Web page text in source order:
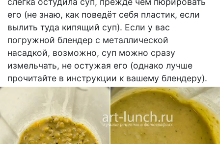
его (не знаю, как поведёт себя пластик, если
вылить туда кипящий суп). Если у вас
погружной блендер с металлической
насадкой, возможно, суп можно сразу
измельчать, не остужая его (однако лучше
прочитайте в инструкции к вашему блендеру).